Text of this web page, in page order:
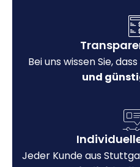
Bei uns wissen Sie, dass
und
Jeder Kunde aus